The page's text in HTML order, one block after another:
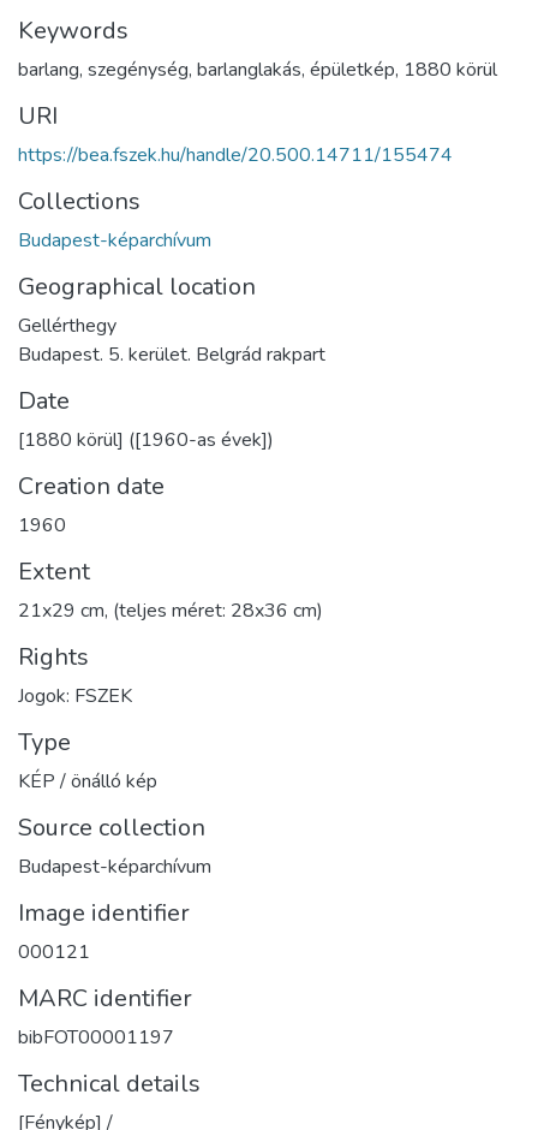
Keywords
barlang, szegénység, barlanglakás, épületkép, 1880 körül
URI
https://bea.fszek.hu/handle/20.500.14711/155474
Collections
Budapest-képarchívum
Geographical location
Gellérthegy
Budapest. 5. kerület. Belgrád rakpart
Date
[1880 körül] ([1960-as évek])
Creation date
1960
Extent
21x29 cm, (teljes méret: 28x36 cm)
Rights
Jogok: FSZEK
Type
KÉP / önálló kép
Source collection
Budapest-képarchívum
Image identifier
000121
MARC identifier
bibFOT00001197
Technical details
[Fénykép] /